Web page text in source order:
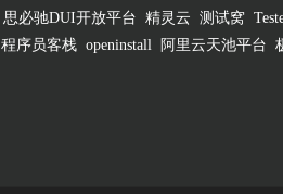
思必驰DUI开放平台 精灵云 测试窝
程序员客栈 openinstall 阿里云天池平台